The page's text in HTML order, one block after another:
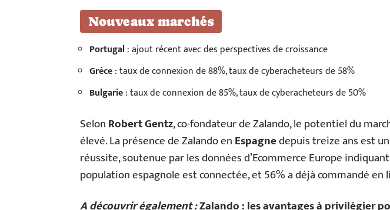
Nouveaux marchés
Portugal: ajout récent avec des perspectives de croissance
Grèce: taux de connexion de 88%, taux de cyberacheteurs de 58%
Bulgarie: taux de connexion de 85%, taux de cyberacheteurs de 50%
SelonRobert Gentz, co-fondateur de Zalando, le potentiel du
élevé. La présence de Zalando enEspagnedepuis treize ans est
réussite, soutenue par les données d’Ecommerce Europe
population espagnole est connectée, et 56% a déjà commandé en
A découvrir également :Zalando : les avantages à privilégier